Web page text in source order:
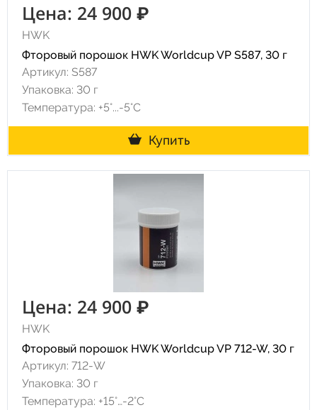
Цена: 24 900 ₽
HWK
Фторовый порошок HWK Worldcup VP S587, 30 г
Артикул: S587
Упаковка: 30 г
Температура: +5°...-5°С
Купить
Цена: 24 900 ₽
HWK
Фторовый порошок HWK Worldcup VP 712-W, 30 г
Артикул: 712-W
Упаковка: 30 г
Температура: +15°…-2°C